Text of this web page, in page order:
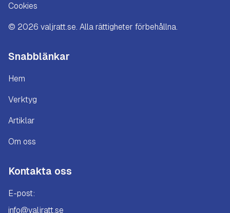
Cookies
© 2026 valjratt.se. Alla rättigheter förbehållna.
Snabblänkar
Hem
Verktyg
Artiklar
Om oss
Kontakta oss
E-post:
info@valjratt.se